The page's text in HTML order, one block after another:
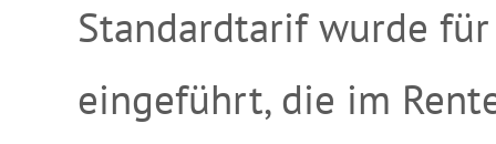
Standardtarif wurde
eingeführt, die im